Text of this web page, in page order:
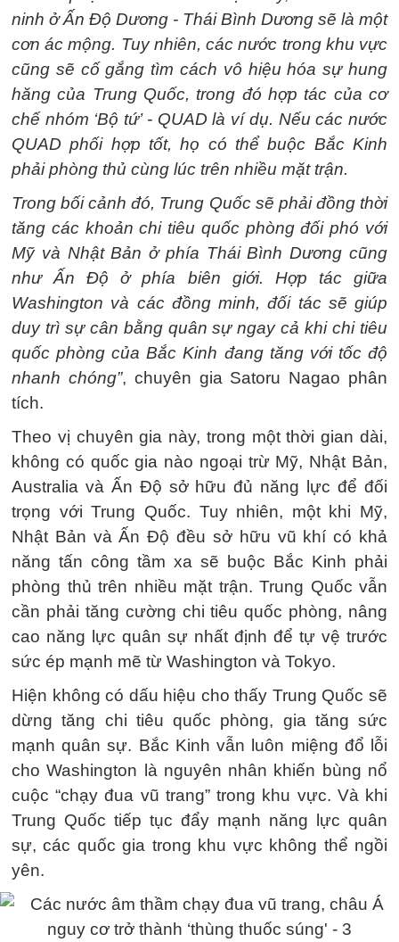
ninh ở Ấn Độ Dương - Thái Bình Dương sẽ là một
cơn ác mộng. Tuy nhiên, các nước trong khu vực
cũng sẽ cố gắng tìm cách vô hiệu hóa sự hung
hăng của Trung Quốc, trong đó hợp tác của cơ
chế nhóm ‘Bộ tứ’ - QUAD là ví dụ. Nếu các nước
QUAD phối hợp tốt, họ có thể buộc Bắc Kinh
phải phòng thủ cùng lúc trên nhiều mặt trận.
Trong bối cảnh đó, Trung Quốc sẽ phải đồng thời
tăng các khoản chi tiêu quốc phòng đối phó với
Mỹ và Nhật Bản ở phía Thái Bình Dương cũng
như Ấn Độ ở phía biên giới. Hợp tác giữa
Washington và các đồng minh, đối tác sẽ giúp
duy trì sự cân bằng quân sự ngay cả khi chi tiêu
quốc phòng của Bắc Kinh đang tăng với tốc độ
nhanh chóng”, chuyên gia Satoru Nagao phân
tích.
Theo vị chuyên gia này, trong một thời gian dài,
không có quốc gia nào ngoại trừ Mỹ, Nhật Bản,
Australia và Ấn Độ sở hữu đủ năng lực để đối
trọng với Trung Quốc. Tuy nhiên, một khi Mỹ,
Nhật Bản và Ấn Độ đều sở hữu vũ khí có khả
năng tấn công tầm xa sẽ buộc Bắc Kinh phải
phòng thủ trên nhiều mặt trận. Trung Quốc vẫn
cần phải tăng cường chi tiêu quốc phòng, nâng
cao năng lực quân sự nhất định để tự vệ trước
sức ép mạnh mẽ từ Washington và Tokyo.
Hiện không có dấu hiệu cho thấy Trung Quốc sẽ
dừng tăng chi tiêu quốc phòng, gia tăng sức
mạnh quân sự. Bắc Kinh vẫn luôn miệng đổ lỗi
cho Washington là nguyên nhân khiến bùng nổ
cuộc “chạy đua vũ trang” trong khu vực. Và khi
Trung Quốc tiếp tục đẩy mạnh năng lực quân
sự, các quốc gia trong khu vực không thể ngồi
yên.